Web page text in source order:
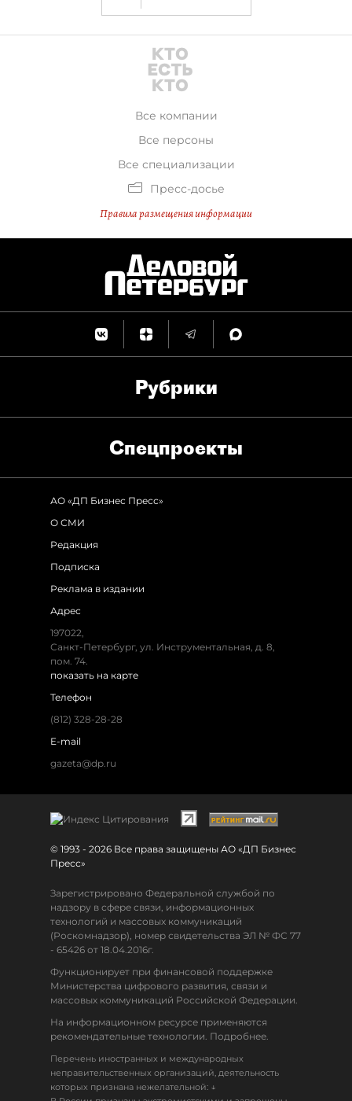
Все компании
Все персоны
Все специализации
Пресс-досье
Правила размещения информации
Рубрики
Спец­проекты
АО «ДП Бизнес Пресс»
О СМИ
Редакция
Подписка
Реклама в издании
Адрес
197022,
Санкт-Петербург, ул. Инструментальная, д. 8,
пом. 74.
показать на карте
Телефон
(812) 328-28-28
E-mail
gazeta@dp.ru
© 1993 - 2026 Все права защищены АО «ДП Бизнес
Пресс»
Зарегистрировано Федеральной службой по
надзору в сфере связи, информационных
технологий и массовых коммуникаций
(Роскомнадзор), номер свидетельства ЭЛ № ФС 77
- 65426 от 18.04.2016г.
Функционирует при финансовой поддержке
Министерства цифрового развития, связи и
массовых коммуникаций Российской Федерации.
На информационном ресурсе применяются
рекомендательные технологии. Подробнее.
Перечень иностранных и международных
неправительственных организаций, деятельность
которых признана нежелательной: ↓